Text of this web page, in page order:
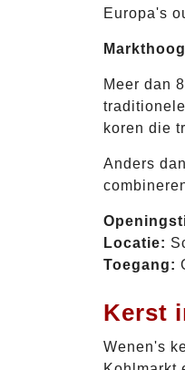
Europa's
Meer dan
koren die
Anders
Locatie:
Toegang:
Kerst
Wenen's